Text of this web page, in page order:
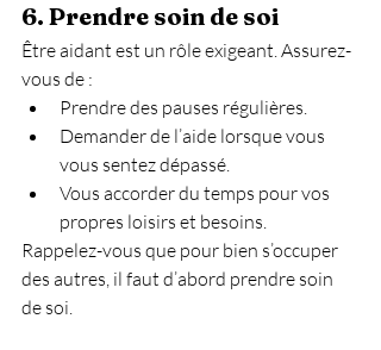
6. Prendre soin de soi
Être aidant est un rôle exigeant. Assurez-
vous de :
Prendre des pauses régulières.
Demander de l’aide lorsque vous
vous sentez dépassé.
Vous accorder du temps pour vos
propres loisirs et besoins.
Rappelez-vous que pour bien s’occuper
des autres, il faut d’abord prendre soin
de soi.